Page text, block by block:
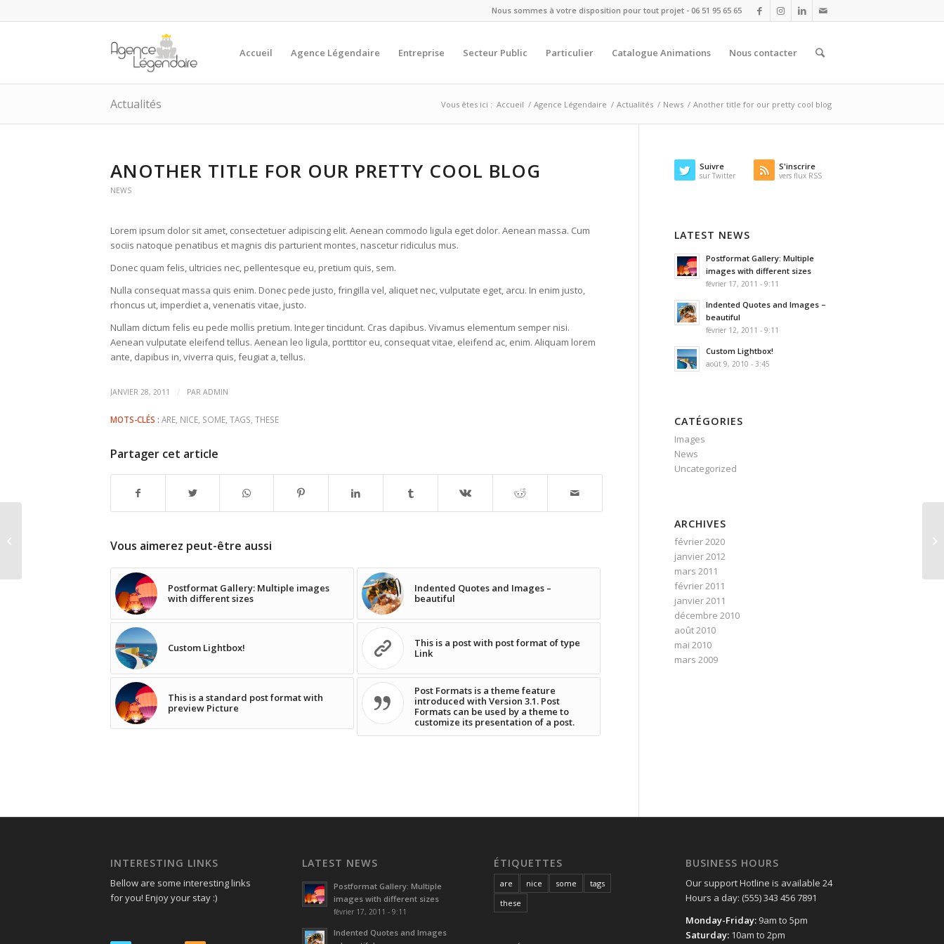
Nous sommes à votre disposition pour tout projet - 06 51 95 65 65
Accueil Agence Légendaire Entreprise Secteur Public Particulier Catalogue Animations Nous contacter
Actualités Vous êtes ici : Accueil / Agence Légendaire / Actualités / News / Another title for our pretty cool blog
ANOTHER TITLE FOR OUR PRETTY COOL BLOG
NEWS
Lorem ipsum dolor sit amet, consectetuer adipiscing elit. Aenean commodo ligula eget dolor. Aenean massa. Cum
sociis natoque penatibus et magnis dis parturient montes, nascetur ridiculus mus.
Donec quam felis, ultricies nec, pellentesque eu, pretium quis, sem.
Nulla consequat massa quis enim. Donec pede justo, fringilla vel, aliquet nec, vulputate eget, arcu. In enim justo,
rhoncus ut, imperdiet a, venenatis vitae, justo.
Nullam dictum felis eu pede mollis pretium. Integer tincidunt. Cras dapibus. Vivamus elementum semper nisi.
Aenean vulputate eleifend tellus. Aenean leo ligula, porttitor eu, consequat vitae, eleifend ac, enim. Aliquam lorem
ante, dapibus in, viverra quis, feugiat a, tellus.
JANVIER 28, 2011 / PAR ADMIN
MOTS-CLÉS : ARE, NICE, SOME, TAGS, THESE
Partager cet article
Vous aimerez peut-être aussi
Postformat Gallery: Multiple images
with different sizes
Indented Quotes and Images –
beautiful
Custom Lightbox!
This is a post with post format of type
Link
This is a standard post format with
preview Picture
Post Formats is a theme feature
introduced with Version 3.1. Post
Formats can be used by a theme to
customize its presentation of a post.
Suivre
sur Twitter
S'inscrire
vers flux RSS
LATEST NEWS
Postformat Gallery: Multiple
images with different sizes
février 17, 2011 - 9:11
Indented Quotes and Images –
beautiful
février 12, 2011 - 9:11
Custom Lightbox!
août 9, 2010 - 3:45
CATÉGORIES
Images
News
Uncategorized
ARCHIVES
février 2020
janvier 2012
mars 2011
février 2011
janvier 2011
décembre 2010
août 2010
mai 2010
mars 2009
INTERESTING LINKS
Bellow are some interesting links
for you! Enjoy your stay :)
LATEST NEWS
Postformat Gallery: Multiple
images with different sizes
février 17, 2011 - 9:11
Indented Quotes and Images
ÉTIQUETTES
are nice some
tags
these
BUSINESS HOURS
Our support Hotline is available 24
Hours a day: (555) 343 456 7891
Monday-Friday: 9am to 5pm
Saturday: 10am to 2pm